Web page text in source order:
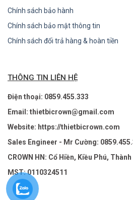
Chính sách bảo hành
Chính sách bảo mật thông tin
Chính sách đổi trả hàng & hoàn tiền
THÔNG TIN LIÊN HỆ
Điện thoại: 0859.455.333
Email: thietbicrown@gmail.com
Website: https://thietbicrown.com
Sales Engineer - Mr Cường:
CROWN HN: Cổ Hiền, Kiều Phú,
MST: 0110324511